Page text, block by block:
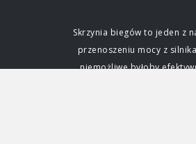
Skrzynia biegów to jeden z
przenoszeniu mocy z
niemożliwe byłoby